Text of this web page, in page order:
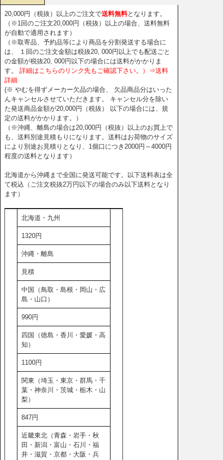
20,000円（税抜）以上のご注文で送料無料となります。
（※1回のご注文20,000円（税抜）以上の場合、送料無料
が自動で適用されます）
（※取寄品、予約品等により商品を分割発送する場合に
は、 １回のご注文金額は税抜20, 000円以上でも配送ごと
の金額が税抜20, 000円以下の場合には送料がかかりま
す。
詳細はこちらのリンク先もご確認下さい。）⇒送料
詳細
(※ やむを得ずメーカー欠品の場合、 欠品商品分はいった
んキャンセルさせていただきます。 キャンセル分を除い
た発送商品金額が20,000円（税抜） 以下の場合には、規
定の送料がかかります。）
（※沖縄、離島の場合は20,000円（税抜）以上のお買上で
も、送料別途見積もりになります。送料はお荷物のサイズ
により別途お見積りとなり、1個口につき2000円～4000円
程度の送料となります）
北海道から沖縄まで全国に発送可能です。以下送料表は全
て税込（ご注文税抜2万円以下の場合のみ以下送料となり
ます）
北海道・九州
1320円
沖縄・離島
見積
中国（鳥取・島根・岡山・広
島・山口）
990円
四国（徳島・香川・愛媛・高
知）
1100円
関東（埼玉・東京・群馬・千
葉・神奈川・茨城・栃木・山
梨）
847円
近畿東北（青森・岩手・秋
田・新潟・富山・石川・福
井・滋賀・京都・大阪・兵